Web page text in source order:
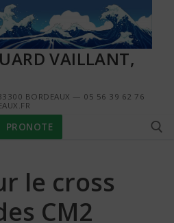
VAILLANT,
BORDEAUX — 05 56 39 62 76
PRONOTE
Rechercher :
le cross
CM2